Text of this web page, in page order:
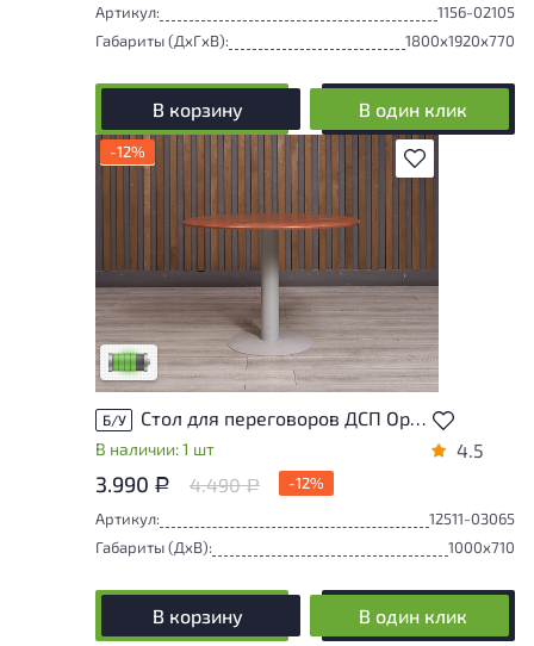
Артикул:
1156-02105
Габариты (ДxГxВ):
1800x1920x770
В корзину В один клик
В избранное
-12%
У товара присутствуют незначительные
следы эксплуатации, не влияющие на
удобство его использования
Низкая степень износа
Б/У
В наличии: 1 шт 4.5
3.990 Р 4.490Р
-12%
Артикул:
12511-03065
Габариты (ДxВ):
1000x710
В корзину В один клик